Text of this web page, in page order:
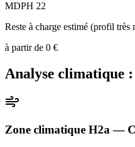
MDPH 22
Reste à charge estimé (profil très
à partir de 0 €
Analyse climatique :
Zone climatique H2a —